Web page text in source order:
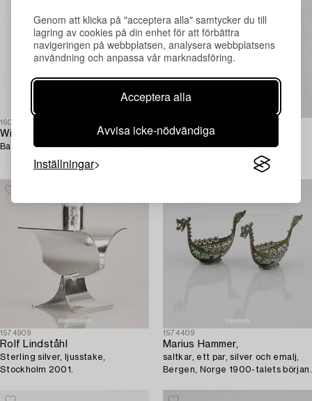
Genom att klicka på "acceptera alla" samtycker du till
lagring av cookies på din enhet för att förbättra
navigeringen på webbplatsen, analysera webbplatsens
användning och anpassa vår marknadsföring.
Acceptera alla
Avvisa icke-nödvändiga
Inställningar
1600428
Wiwen Nilsson
Barnbestick 4 dlr silver Lund 1959.
Thorvald Marthinsen,
fiskbestick, 24 delar, silver,
Norge, 1900-talets andra hälft.
1574909
Rolf Lindståhl
Sterling silver, ljusstake,
Stockholm 2001.
1574409
Marius Hammer,
saltkar, ett par, silver och emalj,
Bergen, Norge 1900-talets början.